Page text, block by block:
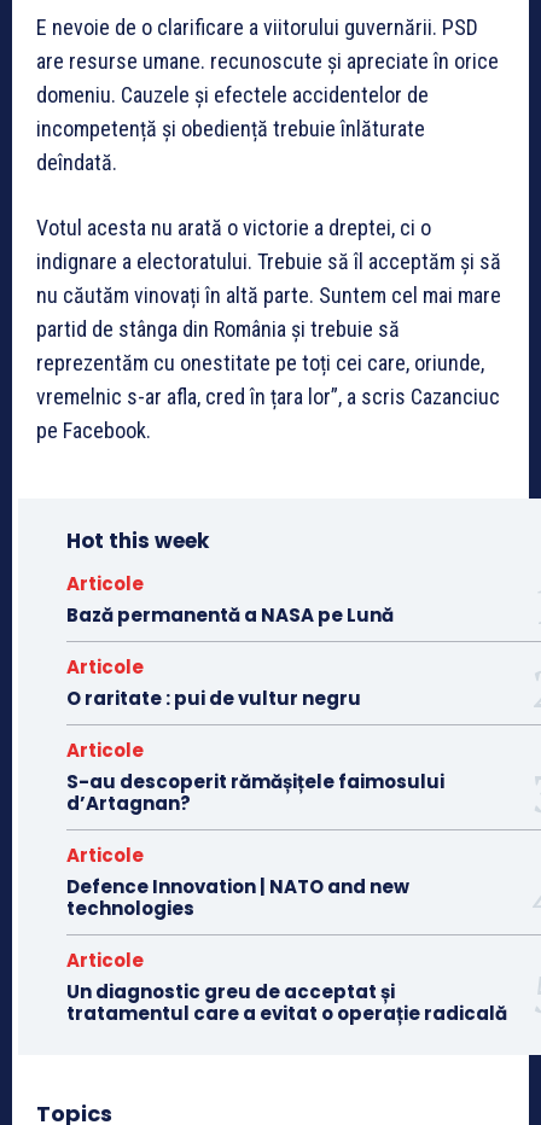
E nevoie de o clarificare a viitorului guvernării. PSD
are resurse umane. recunoscute și apreciate în orice
domeniu. Cauzele și efectele accidentelor de
incompetență și obediență trebuie înlăturate
deîndată.
Votul acesta nu arată o victorie a dreptei, ci o
indignare a electoratului. Trebuie să îl acceptăm și să
nu căutăm vinovați în altă parte. Suntem cel mai mare
partid de stânga din România și trebuie să
reprezentăm cu onestitate pe toți cei care, oriunde,
vremelnic s-ar afla, cred în țara lor”, a scris Cazanciuc
pe Facebook.
Hot this week
Articole
Bază permanentă a NASA pe Lună
Articole
O raritate : pui de vultur negru
Articole
S-au descoperit rămășițele faimosului
d’Artagnan?
Articole
Defence Innovation | NATO and new
technologies
Articole
Un diagnostic greu de acceptat și
tratamentul care a evitat o operație radicală
Topics